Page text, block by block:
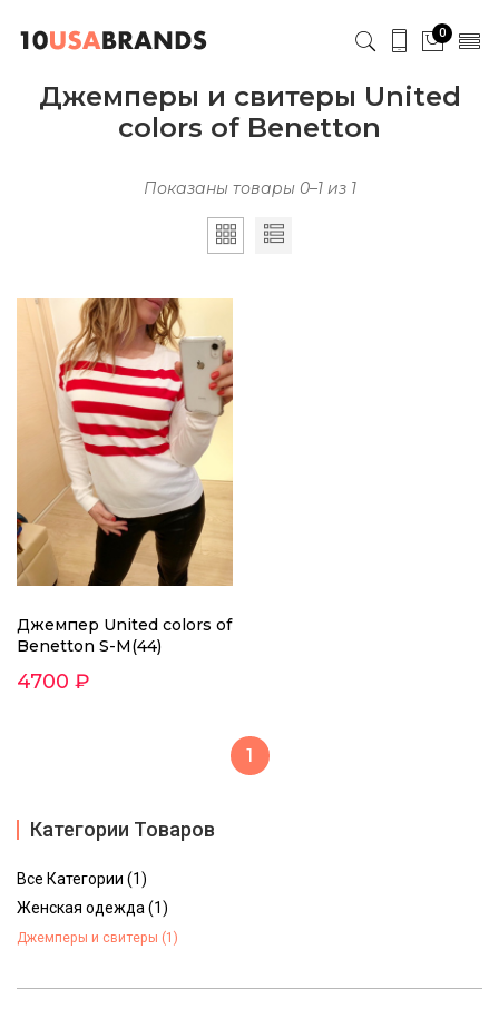
0
Джемперы и свитеры United
colors of Benetton
Показаны товары 0–1 из 1
Джемпер United colors of
Benetton S-M(44)
4700 ₽
1
Категории Товаров
Все Категории (1)
Женская одежда (1)
Джемперы и свитеры (1)